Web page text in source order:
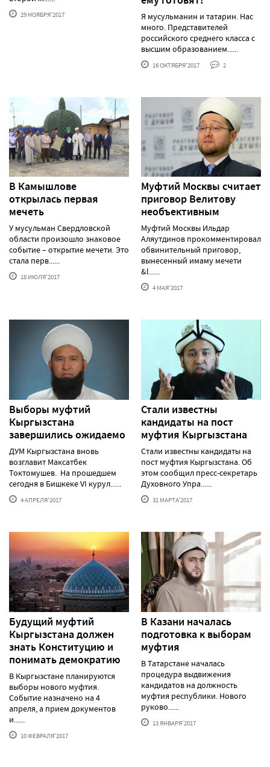
29 НОЯБРЯ'2017
Я мусульманин и татарин. Нас
много. Представителей
российского среднего класса с
высшим образованием......
16 ОКТЯБРЯ'2017 2
В Камышлове
открылась первая
мечеть
У мусульман Свердловской
области произошло знаковое
событие – открытие мечети. Это
стала перв......
18 ИЮЛЯ'2017
Муфтий Москвы считает
приговор Велитову
необъективным
Муфтий Москвы Ильдар
Аляутдинов прокомментировал
обвинительный приговор,
вынесенный имаму мечети
&l......
4 МАЯ'2017
Выборы муфтий
Кыргызстана
завершились ожидаемо
ДУМ Кыргызстана вновь
возглавит Максатбек
Токтомушев. На прошедшем
сегодня в Бишкеке VI курул......
4 АПРЕЛЯ'2017
Стали известны
кандидаты на пост
муфтия Кыргызстана
Стали известны кандидаты на
пост муфтия Кыргызстана. Об
этом сообщил пресс-секретарь
Духовного Упра......
31 МАРТА'2017
Будущий муфтий
Кыргызстана должен
знать Конституцию и
понимать демократию
В Кыргызстане планируются
выборы нового муфтия.
Событие назначено на 4
апреля, а прием документов
и......
10 ФЕВРАЛЯ'2017
В Казани началась
подготовка к выборам
муфтия
В Татарстане началась
процедура выдвижения
кандидатов на должность
муфтия республики. Нового
руково......
13 ЯНВАРЯ'2017